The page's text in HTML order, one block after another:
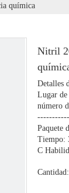
química
Nitril
Lugar
número
Paquete
Tiempo:
C
Cantidad: